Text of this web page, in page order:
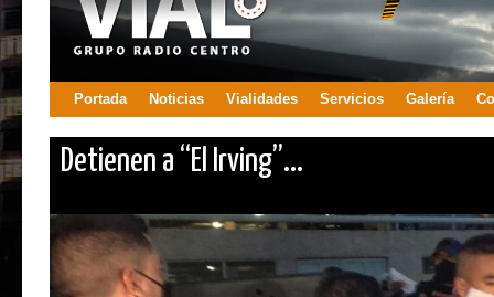
Portada Noticias Vialidades Servicios Galería
Detienen a “El Irving”...